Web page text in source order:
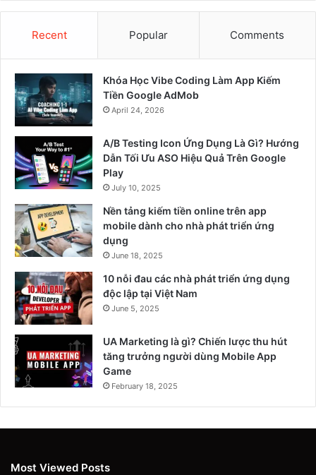
Recent Popular Comments
Khóa Học Vibe Coding Làm App Kiếm
Tiền Google AdMob
April 24, 2026
A/B Testing Icon Ứng Dụng Là Gì? Hướng
Dẫn Tối Ưu ASO Hiệu Quả Trên Google
Play
July 10, 2025
Nền tảng kiếm tiền online trên app
mobile dành cho nhà phát triển ứng
dụng
June 18, 2025
10 nỗi đau các nhà phát triển ứng dụng
độc lập tại Việt Nam
June 5, 2025
UA Marketing là gì? Chiến lược thu hút
tăng trưởng người dùng Mobile App
Game
February 18, 2025
Most Viewed Posts